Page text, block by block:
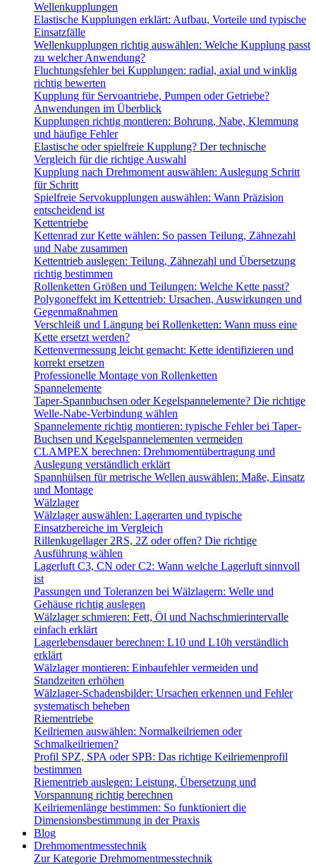
Wellenkupplungen
Elastische Kupplungen erklärt: Aufbau, Vorteile und typische
Einsatzfälle
Wellenkupplungen richtig auswählen: Welche Kupplung passt
zu welcher Anwendung?
Fluchtungsfehler bei Kupplungen: radial, axial und winklig
richtig bewerten
Kupplung für Servoantriebe, Pumpen oder Getriebe?
Anwendungen im Überblick
Kupplungen richtig montieren: Bohrung, Nabe, Klemmung
und häufige Fehler
Elastische oder spielfreie Kupplung? Der technische
Vergleich für die richtige Auswahl
Kupplung nach Drehmoment auswählen: Auslegung Schritt
für Schritt
Spielfreie Servokupplungen auswählen: Wann Präzision
entscheidend ist
Kettentriebe
Kettenrad zur Kette wählen: So passen Teilung, Zähnezahl
und Nabe zusammen
Kettentrieb auslegen: Teilung, Zähnezahl und Übersetzung
richtig bestimmen
Rollenketten Größen und Teilungen: Welche Kette passt?
Polygoneffekt im Kettentrieb: Ursachen, Auswirkungen und
Gegenmaßnahmen
Verschleiß und Längung bei Rollenketten: Wann muss eine
Kette ersetzt werden?
Kettenvermessung leicht gemacht: Kette identifizieren und
korrekt ersetzen
Professionelle Montage von Rollenketten
Spannelemente
Taper-Spannbuchsen oder Kegelspannelemente? Die richtige
Welle-Nabe-Verbindung wählen
Spannelemente richtig montieren: typische Fehler bei Taper-
Buchsen und Kegelspannelementen vermeiden
CLAMPEX berechnen: Drehmomentübertragung und
Auslegung verständlich erklärt
Spannhülsen für metrische Wellen auswählen: Maße, Einsatz
und Montage
Wälzlager
Wälzlager auswählen: Lagerarten und typische
Einsatzbereiche im Vergleich
Rillenkugellager 2RS, 2Z oder offen? Die richtige
Ausführung wählen
Lagerluft C3, CN oder C2: Wann welche Lagerluft sinnvoll
ist
Passungen und Toleranzen bei Wälzlagern: Welle und
Gehäuse richtig auslegen
Wälzlager schmieren: Fett, Öl und Nachschmierintervalle
einfach erklärt
Lagerlebensdauer berechnen: L10 und L10h verständlich
erklärt
Wälzlager montieren: Einbaufehler vermeiden und
Standzeiten erhöhen
Wälzlager-Schadensbilder: Ursachen erkennen und Fehler
systematisch beheben
Riementriebe
Keilriemen auswählen: Normalkeilriemen oder
Schmalkeilriemen?
Profil SPZ, SPA oder SPB: Das richtige Keilriemenprofil
bestimmen
Riementrieb auslegen: Leistung, Übersetzung und
Vorspannung richtig berechnen
Keilriemenlänge bestimmen: So funktioniert die
Dimensionsbestimmung in der Praxis
Blog
Drehmomentmesstechnik
Zur Kategorie Drehmomentmesstechnik